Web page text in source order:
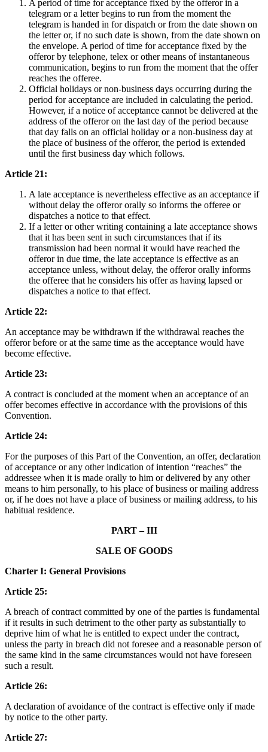
A period of time for acceptance fixed by the offeror in a
telegram or a letter begins to run from the moment the
telegram is handed in for dispatch or from the date shown on
the letter or, if no such date is shown, from the date shown on
the envelope. A period of time for acceptance fixed by the
offeror by telephone, telex or other means of instantaneous
communication, begins to run from the moment that the offer
reaches the offeree.
Official holidays or non-business days occurring during the
period for acceptance are included in calculating the period.
However, if a notice of acceptance cannot be delivered at the
address of the offeror on the last day of the period because
that day falls on an official holiday or a non-business day at
the place of business of the offeror, the period is extended
until the first business day which follows.
Article 21:
A late acceptance is nevertheless effective as an acceptance if
without delay the offeror orally so informs the offeree or
dispatches a notice to that effect.
If a letter or other writing containing a late acceptance shows
that it has been sent in such circumstances that if its
transmission had been normal it would have reached the
offeror in due time, the late acceptance is effective as an
acceptance unless, without delay, the offeror orally informs
the offeree that he considers his offer as having lapsed or
dispatches a notice to that effect.
Article 22:
An acceptance may be withdrawn if the withdrawal reaches the
offeror before or at the same time as the acceptance would have
become effective.
Article 23:
A contract is concluded at the moment when an acceptance of an
offer becomes effective in accordance with the provisions of this
Convention.
Article 24:
For the purposes of this Part of the Convention, an offer, declaration
of acceptance or any other indication of intention “reaches” the
addressee when it is made orally to him or delivered by any other
means to him personally, to his place of business or mailing address
or, if he does not have a place of business or mailing address, to his
habitual residence.
PART – III
SALE OF GOODS
Charter I: General Provisions
Article 25:
A breach of contract committed by one of the parties is fundamental
if it results in such detriment to the other party as substantially to
deprive him of what he is entitled to expect under the contract,
unless the party in breach did not foresee and a reasonable person of
the same kind in the same circumstances would not have foreseen
such a result.
Article 26:
A declaration of avoidance of the contract is effective only if made
by notice to the other party.
Article 27: